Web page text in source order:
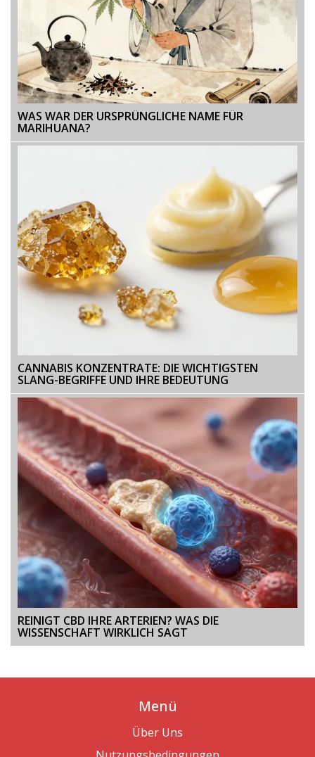
WAS WAR DER URSPRÜNGLICHE NAME FÜR
MARIHUANA?
CANNABIS KONZENTRATE: DIE WICHTIGSTEN
SLANG-BEGRIFFE UND IHRE BEDEUTUNG
REINIGT CBD IHRE ARTERIEN? WAS DIE
WISSENSCHAFT WIRKLICH SAGT
Menü
Über Uns